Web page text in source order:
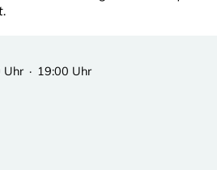
· 19:00 Uhr